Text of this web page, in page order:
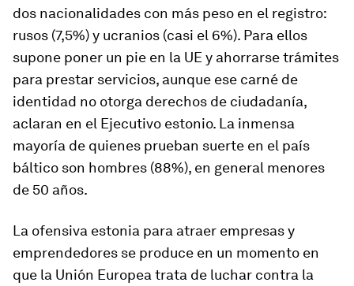
dos nacionalidades con más peso en el registro:
rusos (7,5%) y ucranios (casi el 6%). Para ellos
supone poner un pie en la UE y ahorrarse trámites
para prestar servicios, aunque ese carné de
identidad no otorga derechos de ciudadanía,
aclaran en el Ejecutivo estonio. La inmensa
mayoría de quienes prueban suerte en el país
báltico son hombres (88%), en general menores
de 50 años.
La ofensiva estonia para atraer empresas y
emprendedores se produce en un momento en
que la Unión Europea trata de luchar contra la